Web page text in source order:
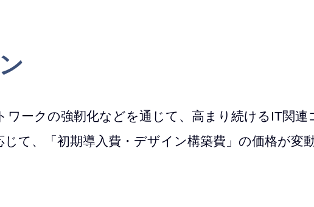
ワークの強靭化などを通じて、高まり続けるIT関
て、「初期導入費・デザイン構築費」の価格が変